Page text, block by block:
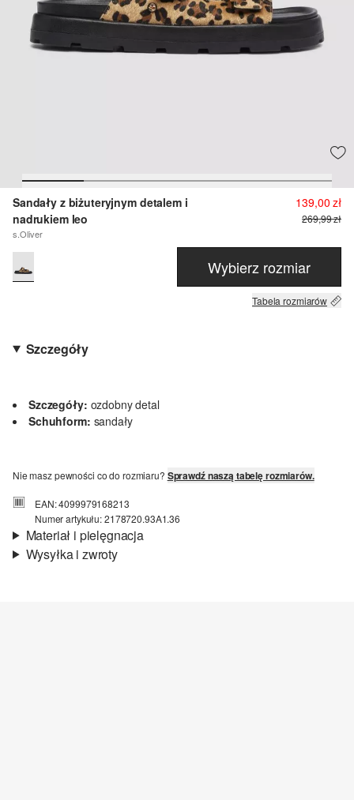
Sandały z biżuteryjnym detalem i
nadrukiem leo
s.Oliver
139,00 zł
269,99 zł
Wybierz rozmiar
Tabela rozmiarów
Szczegóły
Szczegóły: ozdobny detal
Schuhform: sandały
Nie masz pewności co do rozmiaru? Sprawdź naszą tabelę rozmiarów.
EAN: 4099979168213
Numer artykułu: 2178720.93A1.36
Materiał i pielęgnacja
Wysyłka i zwroty